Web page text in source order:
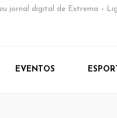
jornal digital de Extrema –
EVENTOS